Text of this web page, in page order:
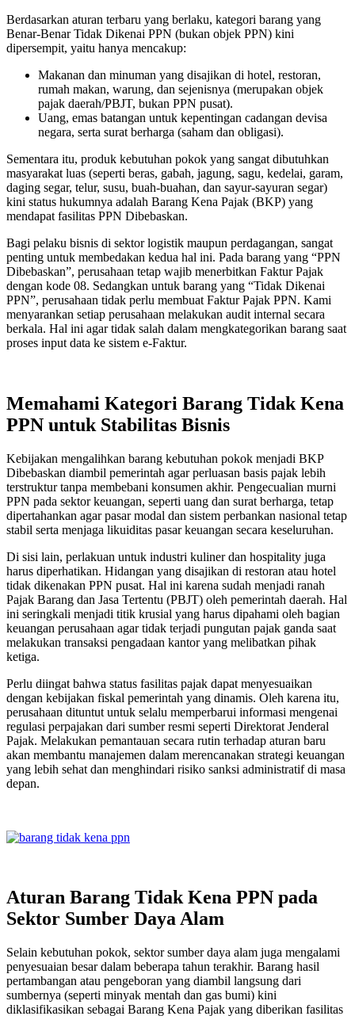
Berdasarkan aturan terbaru yang berlaku, kategori barang yang
Benar-Benar Tidak Dikenai PPN (bukan objek PPN) kini
dipersempit, yaitu hanya mencakup:
Makanan dan minuman yang disajikan di hotel, restoran,
rumah makan, warung, dan sejenisnya (merupakan objek
pajak daerah/PBJT, bukan PPN pusat).
Uang, emas batangan untuk kepentingan cadangan devisa
negara, serta surat berharga (saham dan obligasi).
Sementara itu, produk kebutuhan pokok yang sangat dibutuhkan
masyarakat luas (seperti beras, gabah, jagung, sagu, kedelai, garam,
daging segar, telur, susu, buah-buahan, dan sayur-sayuran segar)
kini status hukumnya adalah Barang Kena Pajak (BKP) yang
mendapat fasilitas PPN Dibebaskan.
Bagi pelaku bisnis di sektor logistik maupun perdagangan, sangat
penting untuk membedakan kedua hal ini. Pada barang yang “PPN
Dibebaskan”, perusahaan tetap wajib menerbitkan Faktur Pajak
dengan kode 08. Sedangkan untuk barang yang “Tidak Dikenai
PPN”, perusahaan tidak perlu membuat Faktur Pajak PPN. Kami
menyarankan setiap perusahaan melakukan audit internal secara
berkala. Hal ini agar tidak salah dalam mengkategorikan barang saat
proses input data ke sistem e-Faktur.
Memahami Kategori Barang Tidak Kena
PPN untuk Stabilitas Bisnis
Kebijakan mengalihkan barang kebutuhan pokok menjadi BKP
Dibebaskan diambil pemerintah agar perluasan basis pajak lebih
terstruktur tanpa membebani konsumen akhir. Pengecualian murni
PPN pada sektor keuangan, seperti uang dan surat berharga, tetap
dipertahankan agar pasar modal dan sistem perbankan nasional tetap
stabil serta menjaga likuiditas pasar keuangan secara keseluruhan.
Di sisi lain, perlakuan untuk industri kuliner dan hospitality juga
harus diperhatikan. Hidangan yang disajikan di restoran atau hotel
tidak dikenakan PPN pusat. Hal ini karena sudah menjadi ranah
Pajak Barang dan Jasa Tertentu (PBJT) oleh pemerintah daerah. Hal
ini seringkali menjadi titik krusial yang harus dipahami oleh bagian
keuangan perusahaan agar tidak terjadi pungutan pajak ganda saat
melakukan transaksi pengadaan kantor yang melibatkan pihak
ketiga.
Perlu diingat bahwa status fasilitas pajak dapat menyesuaikan
dengan kebijakan fiskal pemerintah yang dinamis. Oleh karena itu,
perusahaan dituntut untuk selalu memperbarui informasi mengenai
regulasi perpajakan dari sumber resmi seperti Direktorat Jenderal
Pajak. Melakukan pemantauan secara rutin terhadap aturan baru
akan membantu manajemen dalam merencanakan strategi keuangan
yang lebih sehat dan menghindari risiko sanksi administratif di masa
depan.
Aturan Barang Tidak Kena PPN pada
Sektor Sumber Daya Alam
Selain kebutuhan pokok, sektor sumber daya alam juga mengalami
penyesuaian besar dalam beberapa tahun terakhir. Barang hasil
pertambangan atau pengeboran yang diambil langsung dari
sumbernya (seperti minyak mentah dan gas bumi) kini
diklasifikasikan sebagai Barang Kena Pajak yang diberikan fasilitas